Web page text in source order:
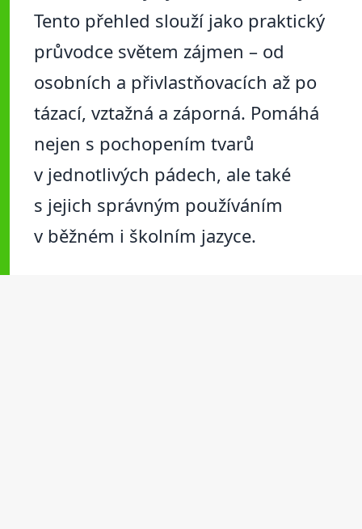
Tento přehled slouží jako praktický
průvodce světem zájmen – od
osobních a přivlastňovacích až po
tázací, vztažná a záporná. Pomáhá
nejen s pochopením tvarů
v jednotlivých pádech, ale také
s jejich správným používáním
v běžném i školním jazyce.